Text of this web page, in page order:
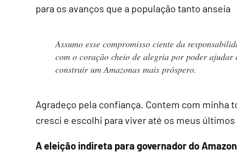
para os avanços que a população tanto anseia
Assumo esse compromisso ciente da
com o coração cheio de alegria por poder ajudar
construir um Amazonas mais próspero.
Agradeço pela confiança. Contem com minha
cresci e escolhi para viver até os meus
A eleição indireta para governador do